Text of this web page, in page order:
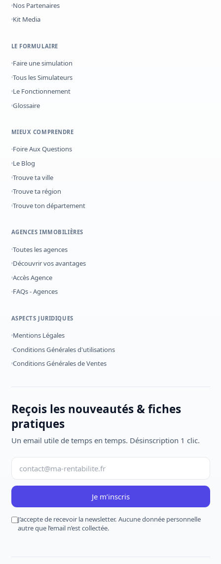
Nos Partenaires
Kit Media
LE FORMULAIRE
Faire une simulation
Tous les Simulateurs
Le Fonctionnement
Glossaire
MIEUX COMPRENDRE
Foire Aux Questions
Le Blog
Trouve ta ville
Trouve ta région
Trouve ton département
AGENCES IMMOBILIÈRES
Toutes les agences
Découvrir vos avantages
Accès Agence
FAQs - Agences
ASPECTS JURIDIQUES
Mentions Légales
Conditions Générales d'utilisations
Conditions Générales de Ventes
Reçois les nouveautés & fiches
pratiques
Un email utile de temps en temps. Désinscription 1 clic.
Je m’inscris
J’accepte de recevoir la newsletter. Aucune donnée personnelle
autre que l’email n’est collectée.